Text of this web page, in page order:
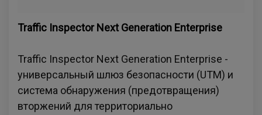
Traffic Inspector Next Generation Enterprise
Traffic Inspector Next Generation Enterprise -
универсальный шлюз безопасности (UTM) и
система обнаружения (предотвращения)
вторжений для территориально